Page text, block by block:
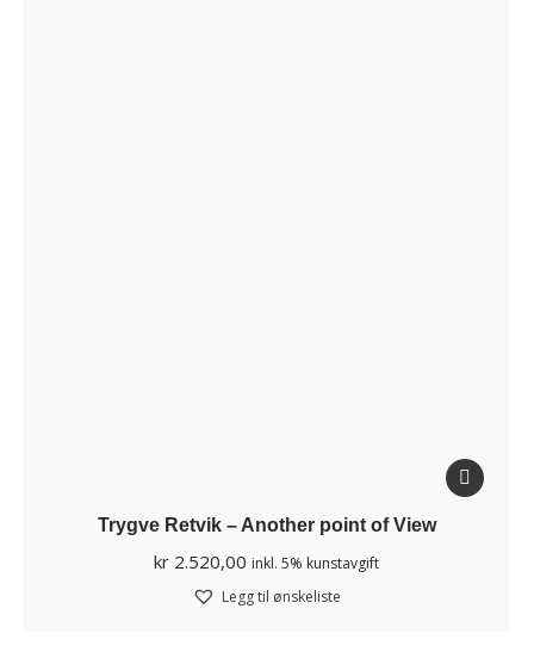
Trygve Retvik – Another point of View
kr 2.520,00 inkl. 5% kunstavgift
Legg til ønskeliste